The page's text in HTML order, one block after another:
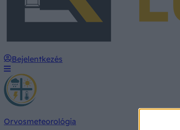
Bejelentkezés
Orvosmeteorológia